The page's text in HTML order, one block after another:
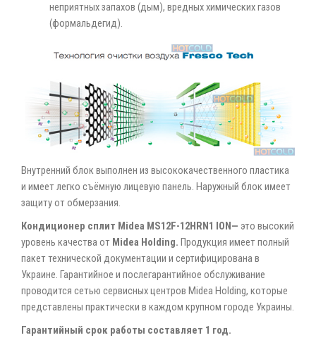
неприятных запахов (дым), вредных химических газов
(формальдегид).
Внутренний блок выполнен из высококачественного пластика
и имеет легко съёмную лицевую панель. Наружный блок имеет
защиту от обмерзания.
Кондиционер сплит Midea MS12F-12HRN1 ION— это высокий
уровень качества от Midea Holding. Продукция имеет полный
пакет технической документации и сертифицирована в
Украине. Гарантийное и послегарантийное обслуживание
проводится сетью сервисных центров Midea Holding, которые
представлены практически в каждом крупном городе Украины.
Гарантийный срок работы составляет 1 год.